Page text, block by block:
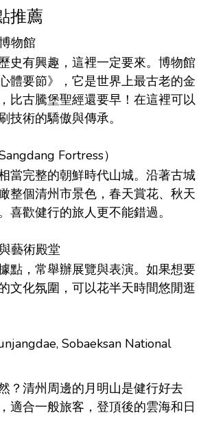
推薦
物館
史有興趣，這裡一定要來。博物館
體要節》，它是世界上最古老的金
比古騰堡聖經還要早！在這裡可以
技術的驕傲與傳承。
Fortress）
當完整的朝鮮時代山城。沿著古城
整個清州市景色，春天賞花、秋天
喜歡健行的旅人更不能錯過。
藝術殿堂
點，常舉辦展覽與表演。如果想要
文化氛圍，可以花半天時間悠閒逛
Sobaeksan National
？清州周邊的月明山是健行好去
適合一般旅客，登頂後的雲海和日